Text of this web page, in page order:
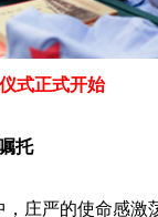
式正式开始
托
庄严的使命感激